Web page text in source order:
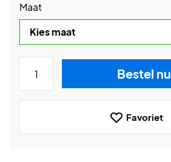
Maat
Bestel nu
Favoriet